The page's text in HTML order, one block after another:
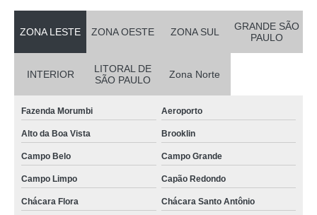
ZONA LESTE ZONA OESTE ZONA SUL
GRANDE SÃO
PAULO
INTERIOR
LITORAL DE
SÃO PAULO
Zona Norte
Fazenda Morumbi Aeroporto
Alto da Boa Vista Brooklin
Campo Belo Campo Grande
Campo Limpo Capão Redondo
Chácara Flora Chácara Santo Antônio